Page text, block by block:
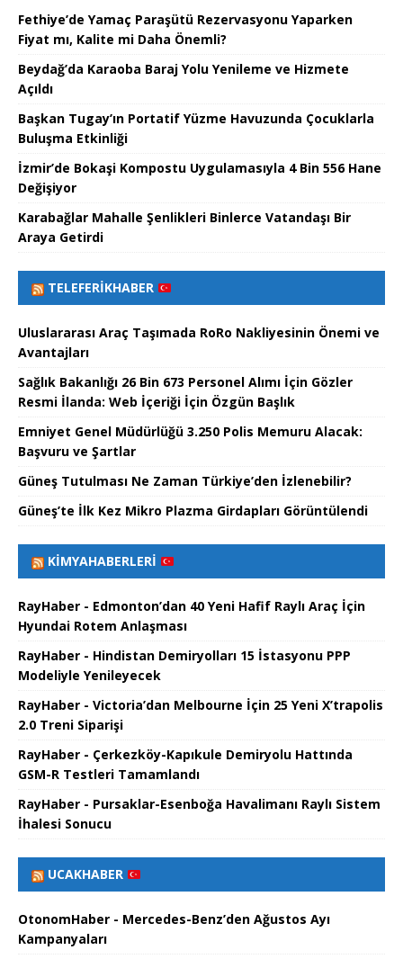
Fethiye’de Yamaç Paraşütü Rezervasyonu Yaparken
Fiyat mı, Kalite mi Daha Önemli?
Beydağ’da Karaoba Baraj Yolu Yenileme ve Hizmete
Açıldı
Başkan Tugay’ın Portatif Yüzme Havuzunda Çocuklarla
Buluşma Etkinliği
İzmir’de Bokaşi Kompostu Uygulamasıyla 4 Bin 556 Hane
Değişiyor
Karabağlar Mahalle Şenlikleri Binlerce Vatandaşı Bir
Araya Getirdi
TELEFERIKHABER
Uluslararası Araç Taşımada RoRo Nakliyesinin Önemi ve
Avantajları
Sağlık Bakanlığı 26 Bin 673 Personel Alımı İçin Gözler
Resmi İlanda: Web İçeriği İçin Özgün Başlık
Emniyet Genel Müdürlüğü 3.250 Polis Memuru Alacak:
Başvuru ve Şartlar
Güneş Tutulması Ne Zaman Türkiye’den İzlenebilir?
Güneş’te İlk Kez Mikro Plazma Girdapları Görüntülendi
KIMYAHABERLERI
RayHaber - Edmonton’dan 40 Yeni Hafif Raylı Araç İçin
Hyundai Rotem Anlaşması
RayHaber - Hindistan Demiryolları 15 İstasyonu PPP
Modeliyle Yenileyecek
RayHaber - Victoria’dan Melbourne İçin 25 Yeni X’trapolis
2.0 Treni Siparişi
RayHaber - Çerkezköy-Kapıkule Demiryolu Hattında
GSM-R Testleri Tamamlandı
RayHaber - Pursaklar-Esenboğa Havalimanı Raylı Sistem
İhalesi Sonucu
UCAKHABER
OtonomHaber - Mercedes-Benz’den Ağustos Ayı
Kampanyaları